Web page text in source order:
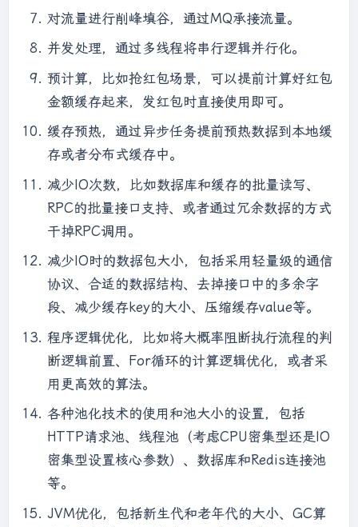
对流量进行削峰填谷，通过MQ承接流量。
并发处理，通过多线程将串行逻辑并行化。
预计算，比如抢红包场景，可以提前计算好红包
金额缓存起来，发红包时直接使用即可。
缓存预热，通过异步任务提前预热数据到本地缓
存或者分布式缓存中。
减少IO次数，比如数据库和缓存的批量读写、
RPC的批量接口支持、或者通过冗余数据的方式
干掉RPC调用。
减少IO时的数据包大小，包括采用轻量级的通信
协议、合适的数据结构、去掉接口中的多余字
段、减少缓存key的大小、压缩缓存value等。
程序逻辑优化，比如将大概率阻断执行流程的判
断逻辑前置、For循环的计算逻辑优化，或者采
用更高效的算法。
各种池化技术的使用和池大小的设置，包括
HTTP请求池、线程池（考虑CPU密集型还是IO
密集型设置核心参数）、数据库和Redis连接池
等。
JVM优化，包括新生代和老年代的大小、GC算